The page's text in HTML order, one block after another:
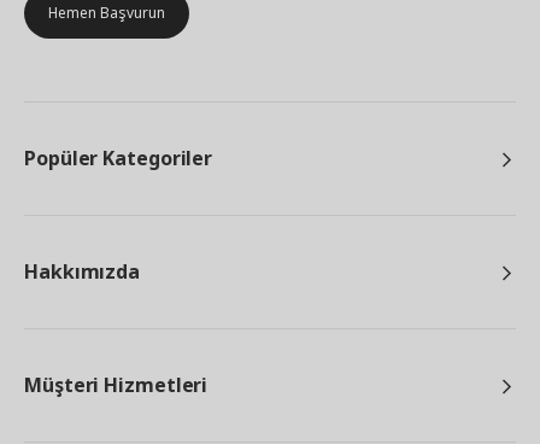
Hemen Başvurun
Popüler Kategoriler
Hakkımızda
Müşteri Hizmetleri